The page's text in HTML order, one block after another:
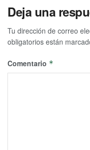
Deja una
Tu dirección de correo
obligatorios están
Comentario *